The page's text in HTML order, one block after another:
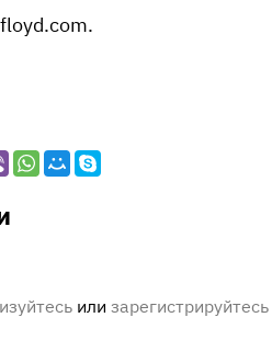
или зарегистрируйтесь